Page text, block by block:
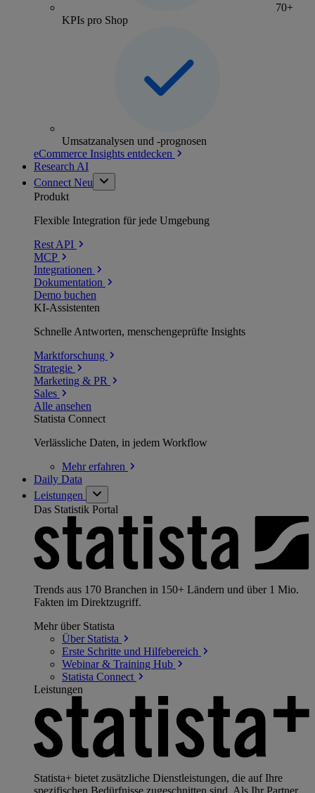
70+
KPIs pro Shop
Umsatzanalysen und -prognosen
eCommerce Insights entdecken
Research AI
Connect Neu
Produkt
Flexible Integration für jede Umgebung
Rest API
MCP
Integrationen
Dokumentation
Demo buchen
KI-Assistenten
Schnelle Antworten, menschengeprüfte Insights
Marktforschung
Strategie
Marketing & PR
Sales
Alle ansehen
Statista Connect
Verlässliche Daten, in jedem Workflow
Mehrerfahren
Daily Data
Leistungen
Das Statistik Portal
Trends aus 170 Branchen in 150+ Ländern und über 1 Mio.
Fakten im Direktzugriff.
Mehr über Statista
Über Statista
Erste Schritte und Hilfebereich
Webinar & Training Hub
Statista Connect
Leistungen
Statista+ bietet zusätzliche Dienstleistungen, die auf Ihre
spezifischen Bedürfnisse zugeschnitten sind. Als Ihr Partner